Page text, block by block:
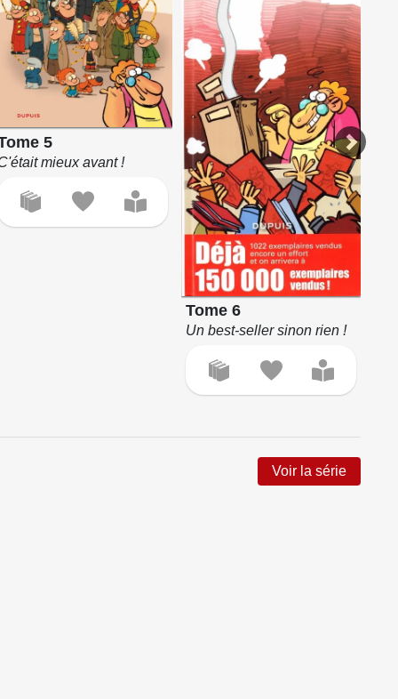
5
mieux avant !
Tome 6
Un best-seller sinon rien !
Voir la série